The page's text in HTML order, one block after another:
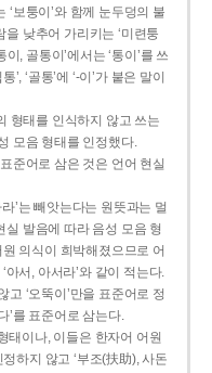
보퉁이’와 함께 눈두덩의 불
을 낮추어 가리키는 ‘미련퉁
이, 골통이’에서는 ‘통이’를 쓰
‘골통’에 ‘-이’가 붙은 말이
형태를 인식하지 않고 쓰는
모음 형태를 인정했다.
준어로 삼은 것은 언어 현실
’는 빼앗는다는 원뜻과는 멀
발음에 따라 음성 모음 형
의식이 희박해졌으므로 어
아서, 아서라’와 같이 적는다.
‘오뚝이’만을 표준어로 정
’를 표준어로 삼는다.
태이나, 이들은 한자어 어원
하지 않고 ‘부조(扶助), 사돈